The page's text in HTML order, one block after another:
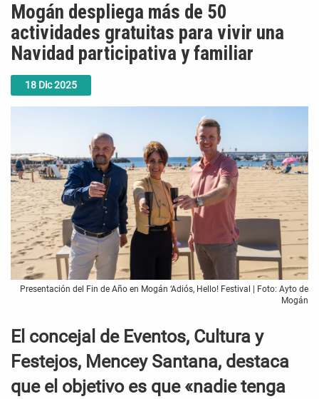
18 Dic2025
Mogán despliega más de 50
actividades gratuitas para vivir una
Navidad participativa y familiar
Presentación del Fin de Año en Mogán ‘Adiós, Hello! Festival | Foto: Ayto de
Mogán
El concejal de Eventos, Cultura y
Festejos, Mencey Santana, destaca
que el objetivo es que «nadie tenga